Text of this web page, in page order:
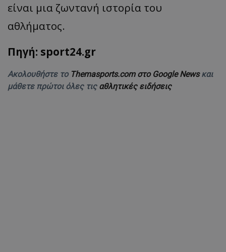
είναι μια ζωντανή ιστορία του
αθλήματος.
Πηγή: sport24.gr
Ακολουθήστε το Themasports.com στο Google Newsκαι
μάθετε πρώτοι όλες τις αθλητικές ειδήσεις